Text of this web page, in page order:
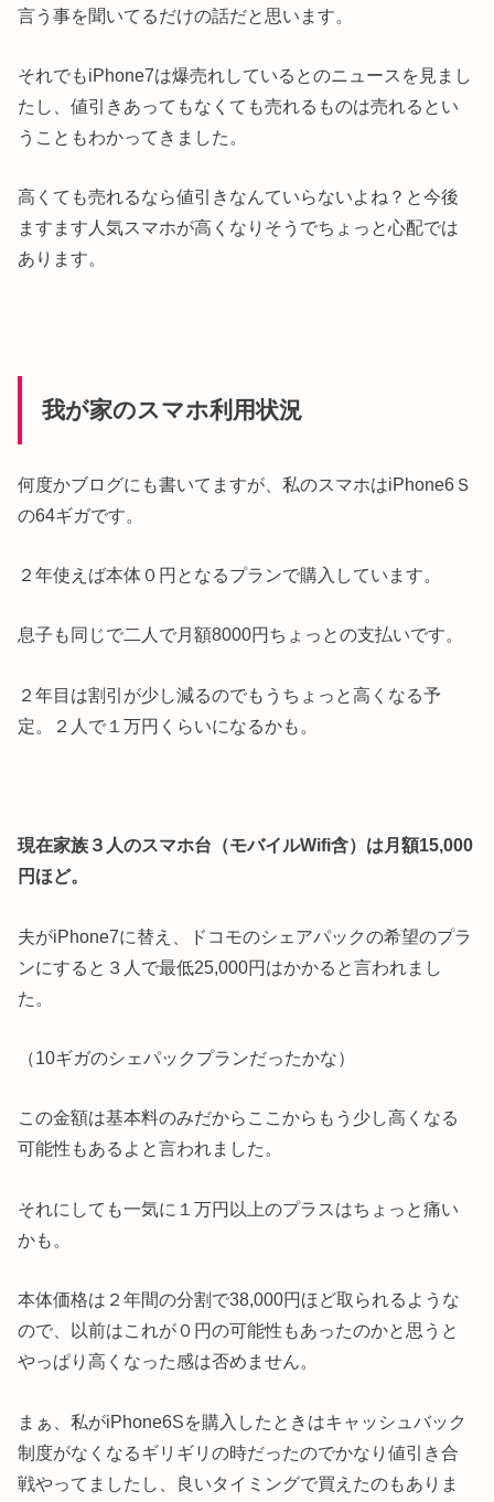
言う事を聞いてるだけの話だと思います。
それでもiPhone7は爆売れしているとのニュースを見まし
たし、値引きあってもなくても売れるものは売れるとい
うこともわかってきました。
高くても売れるなら値引きなんていらないよね？と今後
ますます人気スマホが高くなりそうでちょっと心配では
あります。
我が家のスマホ利用状況
何度かブログにも書いてますが、私のスマホはiPhone6Ｓ
の64ギガです。
２年使えば本体０円となるプランで購入しています。
息子も同じで二人で月額8000円ちょっとの支払いです。
２年目は割引が少し減るのでもうちょっと高くなる予
定。２人で１万円くらいになるかも。
現在家族３人のスマホ台（モバイルWifi含）は月額15,000
円ほど。
夫がiPhone7に替え、ドコモのシェアパックの希望のプラ
ンにすると３人で最低25,000円はかかると言われまし
た。
（10ギガのシェパックプランだったかな）
この金額は基本料のみだからここからもう少し高くなる
可能性もあるよと言われました。
それにしても一気に１万円以上のプラスはちょっと痛い
かも。
本体価格は２年間の分割で38,000円ほど取られるような
ので、以前はこれが０円の可能性もあったのかと思うと
やっぱり高くなった感は否めません。
まぁ、私がiPhone6Sを購入したときはキャッシュバック
制度がなくなるギリギリの時だったのでかなり値引き合
戦やってましたし、良いタイミングで買えたのもありま